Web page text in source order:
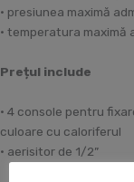
• presiunea maximă
• temperatura maximă
Prețul include
• 4 console pentru
culoare cu caloriferul
• aerisitor de 1/2”